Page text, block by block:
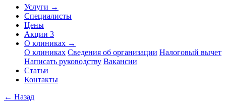
Услуги →
Специалисты
Цены
Акции 3
О клиниках →
О клиниках Сведения об организации Налоговый вычет
Написать руководству Вакансии
Статьи
Контакты
← Назад